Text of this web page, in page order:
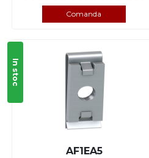
Comanda
In stoc
AF1EA5